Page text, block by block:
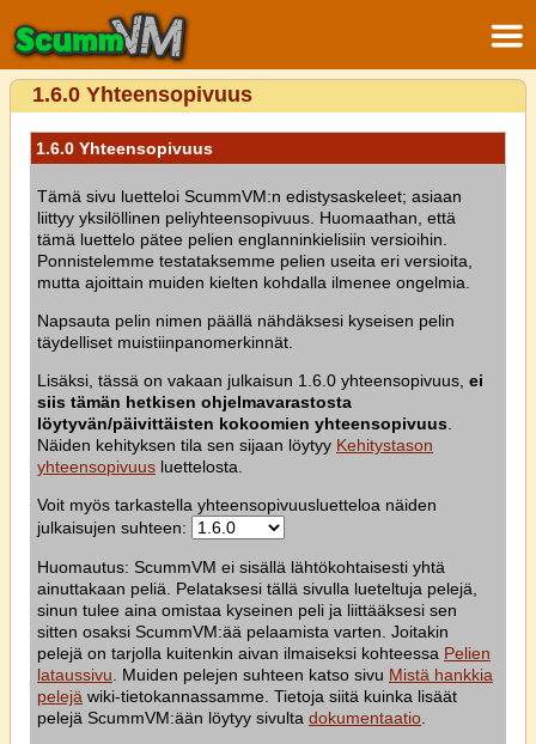
1.6.0 Yhteensopivuus
1.6.0 Yhteensopivuus
Tämä sivu luetteloi ScummVM:n edistysaskeleet; asiaan
liittyy yksilöllinen peliyhteensopivuus. Huomaathan, että
tämä luettelo pätee pelien englanninkielisiin versioihin.
Ponnistelemme testataksemme pelien useita eri versioita,
mutta ajoittain muiden kielten kohdalla ilmenee ongelmia.
Napsauta pelin nimen päällä nähdäksesi kyseisen pelin
täydelliset muistiinpanomerkinnät.
Lisäksi, tässä on vakaan julkaisun 1.6.0 yhteensopivuus, ei
siis tämän hetkisen ohjelmavarastosta
löytyvän/päivittäisten kokoomien yhteensopivuus
Näiden kehityksen tila sen sijaan löytyy Kehitystason
yhteensopivuus luettelosta.
Voit myös tarkastella yhteensopivuusluetteloa näiden
julkaisujen suhteen:
Huomautus: ScummVM ei sisällä lähtökohtaisesti yhtä
ainuttakaan peliä. Pelataksesi tällä sivulla lueteltuja pelejä,
sinun tulee aina omistaa kyseinen peli ja liittääksesi sen
sitten osaksi ScummVM:ää pelaamista varten. Joitakin
pelejä on tarjolla kuitenkin aivan ilmaiseksi kohteessa Pelien
lataussivu . Muiden pelejen suhteen katso sivu Mistä hankkia
pelejä wiki-tietokannassamme. Tietoja siitä kuinka lisäät
pelejä ScummVM:ään löytyy sivulta dokumentaatio